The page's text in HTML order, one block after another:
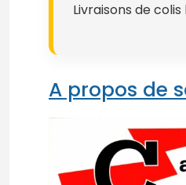
Livraisons de
A propos de